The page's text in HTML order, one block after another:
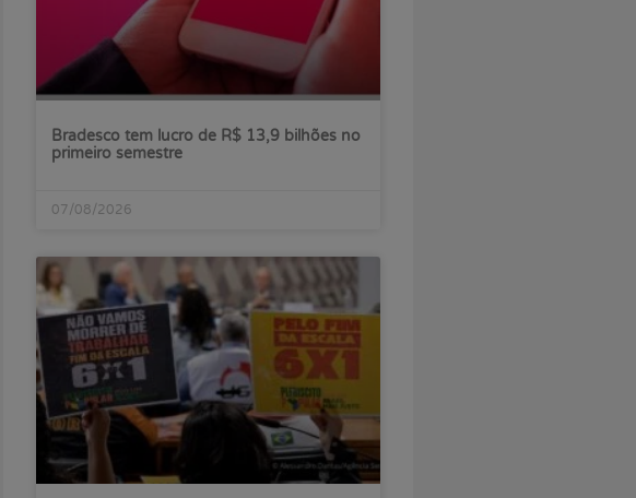
Bradesco tem lucro de R$ 13,9 bilhões no
primeiro semestre
07/08/2026